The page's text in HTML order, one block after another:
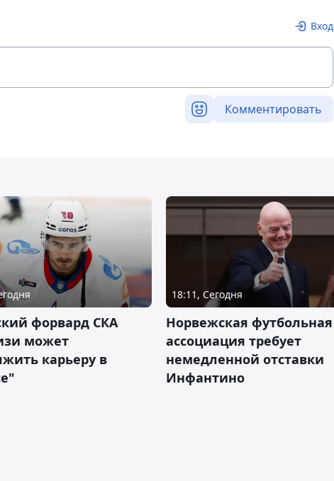
Вход
Комментировать
форвард СКА
может
карьеру в
18:11, Сегодня
Норвежская футбольная
ассоциация требует
немедленной отставки
Инфантино